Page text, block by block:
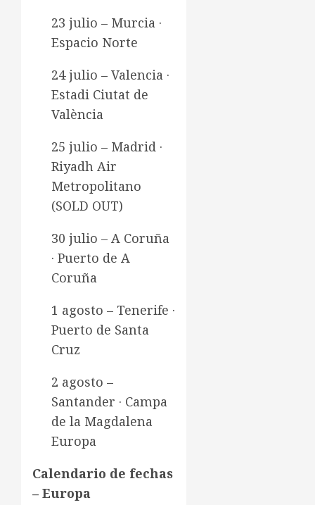
23 julio – Murcia ·
Espacio Norte
24 julio – Valencia ·
Estadi Ciutat de
València
25 julio – Madrid ·
Riyadh Air
Metropolitano
(SOLD OUT)
30 julio – A Coruña
· Puerto de A
Coruña
1 agosto – Tenerife ·
Puerto de Santa
Cruz
2 agosto –
Santander · Campa
de la Magdalena
Europa
Calendario de fechas
– Europa